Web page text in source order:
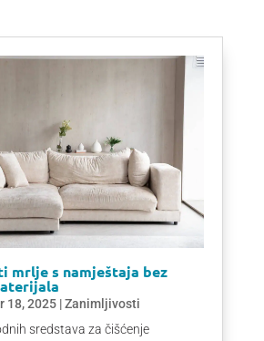
mrlje s namještaja bez
18, 2025|Zanimljivosti
sredstava za čišćenje